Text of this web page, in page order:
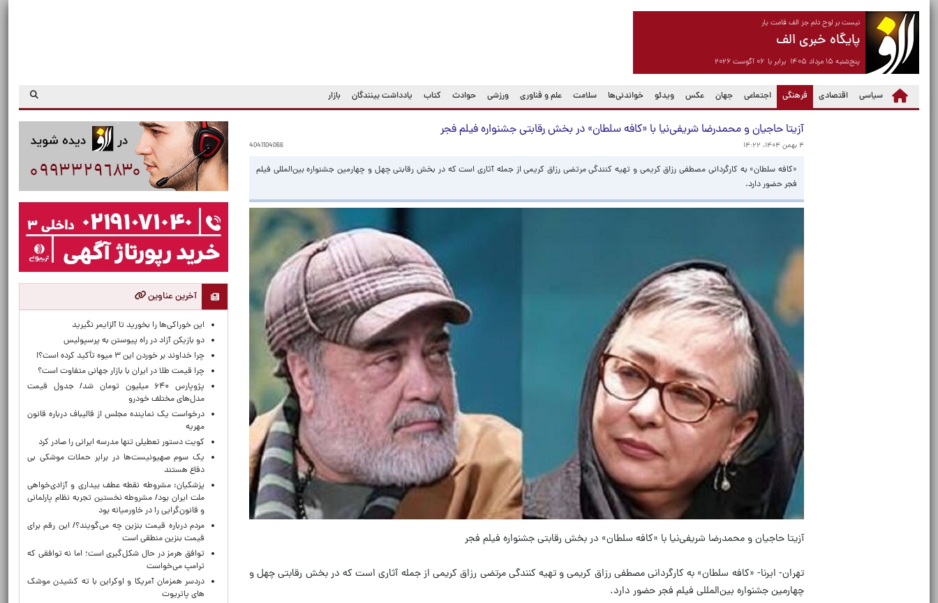
نیست بر لوح دلم جز الف قامت یار
پایگاه خبری الف
پنج‌شنبه ۱۵ مرداد ۱۴۰۵ برابر با ۰۶ آگوست ۲۰۲۶
سیاسی اقتصادی فرهنگی
(current) اجتماعی جهان عکس ویدئو خواندنی‌ها سلامت علم و فناوری ورزشی حوادث کتاب یادداشت بینندگان بازار
آزیتا حاجیان و محمدرضا شریفی‌نیا با «کافه سلطان» در بخش رقابتی جشنواره فیلم فجر
۴ بهمن ۱۴۰۴، ۱۴:۲۲ 4041104066
«کافه سلطان» به کارگردانی مصطفی رزاق کریمی و تهیه کنندگی مرتضی رزاق کریمی از جمله آثاری است که در بخش رقابتی چهل و چهارمین جشنواره بین‌المللی فیلم
فجر حضور دارد.
آزیتا حاجیان و محمدرضا شریفی‌نیا با «کافه سلطان» در بخش رقابتی جشنواره فیلم فجر
تهران- ایرنا- «کافه سلطان» به کارگردانی مصطفی رزاق کریمی و تهیه کنندگی مرتضی رزاق کریمی از جمله آثاری است که در بخش رقابتی چهل و
چهارمین جشنواره بین‌المللی فیلم فجر حضور دارد.
آخرین عناوین
این خوراکی‌ها را بخورید تا آلزایمر نگیرید
دو بازیکن آزاد در راه پیوستن به پرسپولیس
چرا خداوند بر خوردن این ۳ میوه تأکید کرده است؟!
چرا قیمت طلا در ایران با بازار جهانی متفاوت است؟
پژوپارس ۶۴۰ میلیون تومان شد/ جدول قیمت
مدل‌های مختلف خودرو
درخواست یک نماینده مجلس از قالیباف درباره قانون
مهریه
کویت دستور تعطیلی تنها مدرسه ایرانی را صادر کرد
یک‌ سوم صهیونیست‌ها در برابر حملات موشکی بی
دفاع هستند
پزشکیان: مشروطه نقطه عطف بیداری و آزادی‌خواهی
ملت ایران بود/ مشروطه نخستین تجربه نظام پارلمانی
و قانون‌گرایی را در خاورمیانه بود
مردم درباره قیمت بنزین چه می‌گویند؟/ این رقم برای
قیمت بنزین منطقی است
توافق هرمز در حال شکل‌گیری است؛ اما نه توافقی که
ترامپ می‌خواست
دردسر همزمان آمریکا و اوکراین با ته کشیدن موشک
های پاتریوت